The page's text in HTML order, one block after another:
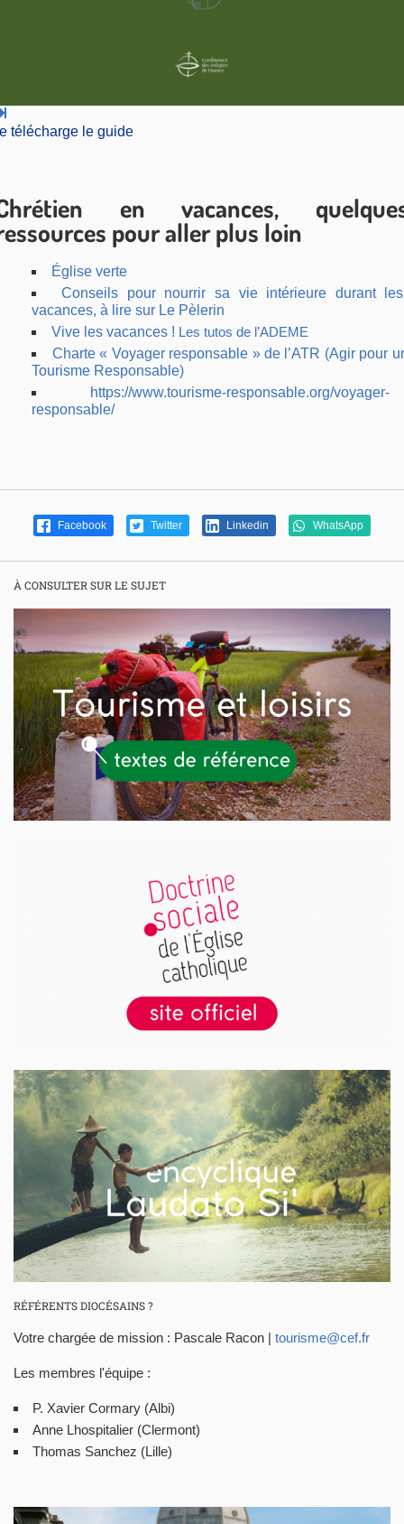
télécharge le guide
en vacances,
pour aller plus loin
Église verte
Conseils pour nourrir sa vie intérieure durant les
vacances, à lire sur Le Pèlerin
Vive les vacances ! Les tutos de l’ADEME
Charte « Voyager responsable » de l’ATR (Agir pour
Tourisme Responsable)
https://www.tourisme-responsable.org/voyager-
responsable/
Facebook Twitter Linkedin WhatsApp
À CONSULTER SUR LE SUJET
RÉFÉRENTS DIOCÉSAINS ?
Votre chargée de mission : Pascale Racon | tourisme@cef.fr
Les membres l'équipe :
P. Xavier Cormary (Albi)
Anne Lhospitalier (Clermont)
Thomas Sanchez (Lille)